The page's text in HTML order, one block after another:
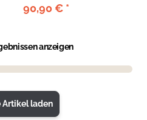
90,90 € *
anzeigen
Artikel laden